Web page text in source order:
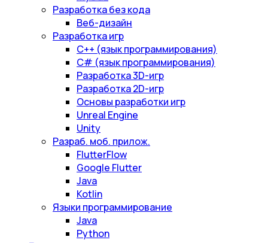
Разработка без кода
Веб-дизайн
Разработка игр
С++ (язык программирования)
С# (язык программирования)
Разработка 3D-игр
Разработка 2D-игр
Основы разработки игр
Unreal Engine
Unity
Разраб. моб. прилож.
FlutterFlow
Google Flutter
Java
Kotlin
Языки программирование
Java
Python